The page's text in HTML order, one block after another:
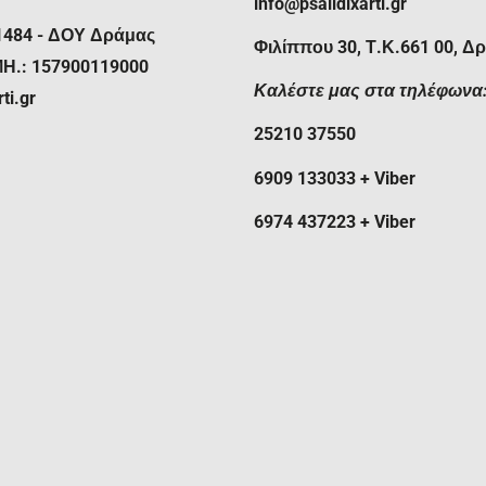
μας. Στις παρατηρήσεις της
ή τον αριθμό της
ή μη, εισάγεται
εταιριών
πληροφορίες,
που σας ενδιαφέρει.
- ΔΟΥ Δράμας
157900119000
Φιλίππου 30, Τ.Κ.661 00,
Καλέστε μας στα τηλέφωνα:
25210 37550
6909 133033 + Viber
6974 437223 + Viber